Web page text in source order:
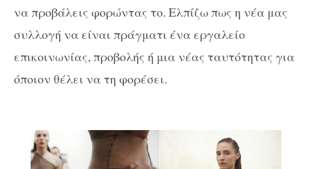
να προβάλεις φορώντας το. Ελπίζω πως η νέα μας
συλλογή να είναι πράγματι ένα εργαλείο
επικοινωνίας, προβολής ή μια νέας ταυτότητας για
όποιον θέλει να τη φορέσει.